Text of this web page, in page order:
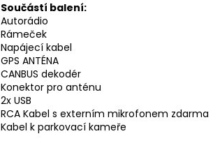
Součástí balení:
Autorádio
Rámeček
Napájecí kabel
GPS ANTÉNA
CANBUS dekodér
Konektor pro anténu
2x USB
RCA Kabel s externím mikrofonem zdarma
Kabel k parkovací kameře